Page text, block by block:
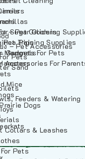
– Pet Accessories
Pets
Sand
Feeders & Watering
Collars & Leashes
Pets
– Pet Grooming
Training Supplies
Gadgets For Pets
Accessories For
Sugar Gliders
Pigs
Mammals
Mice
Dogs